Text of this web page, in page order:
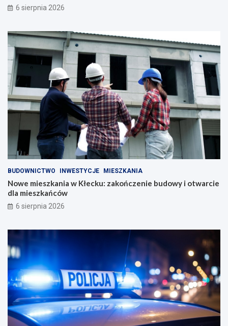
6 sierpnia 2026
BUDOWNICTWO INWESTYCJE MIESZKANIA
Nowe mieszkania w Kłecku: zakończenie budowy i otwarcie
dla mieszkańców
6 sierpnia 2026